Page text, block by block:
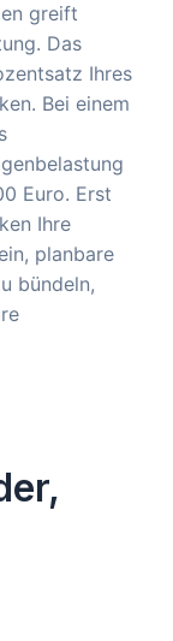
greift
Das
Ihres
Bei einem
Euro. Erst
Ihre
planbare
bündeln,